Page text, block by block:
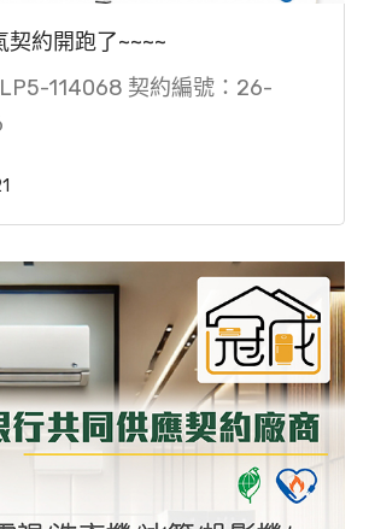
契約開跑了~~~~
114068 契約編號：26-